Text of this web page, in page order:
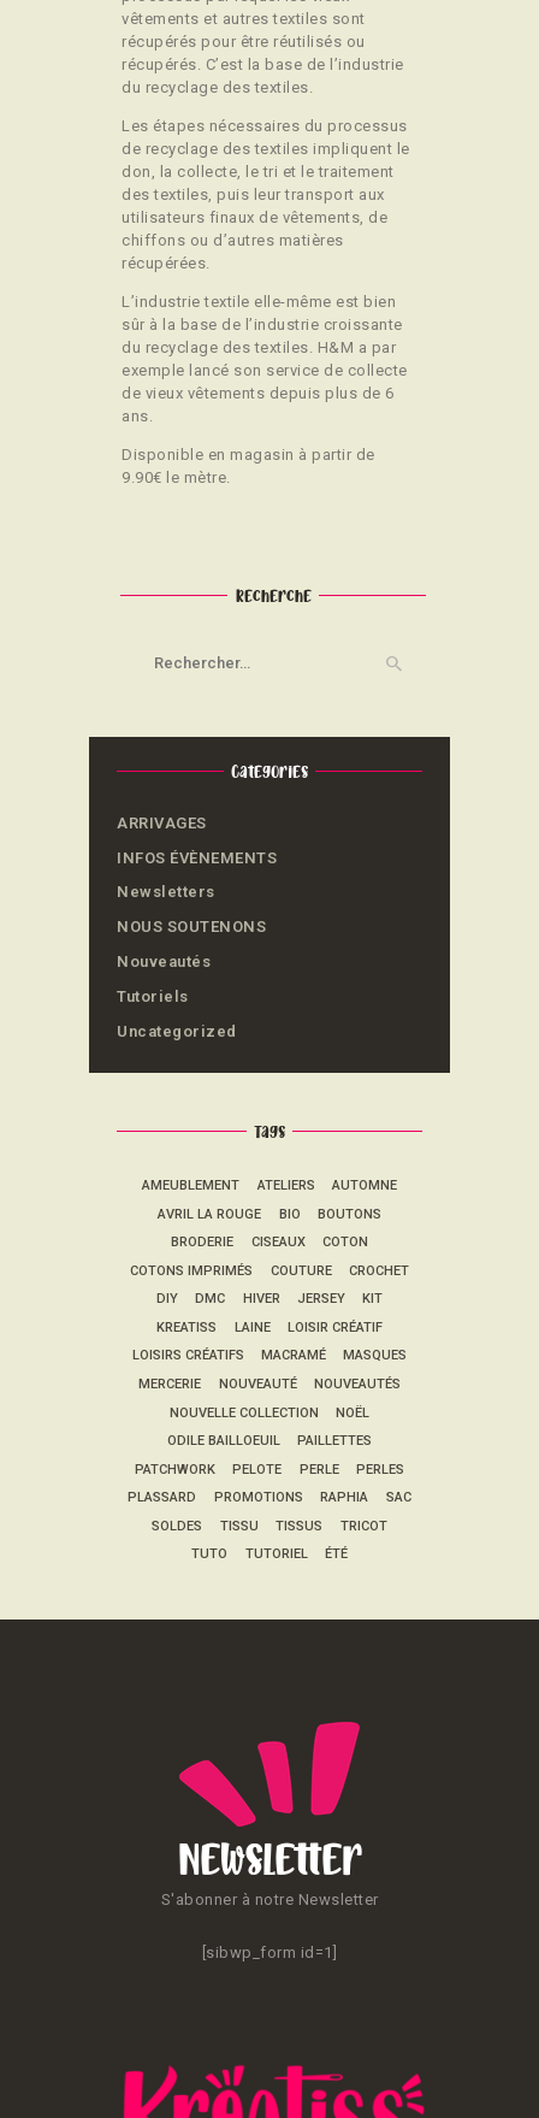
vêtements et autres textiles sont
récupérés pour être réutilisés ou
récupérés. C’est la base de l’industrie
du recyclage des textiles.
Les étapes nécessaires du processus
de recyclage des textiles impliquent le
don, la collecte, le tri et le traitement
des textiles, puis leur transport aux
utilisateurs finaux de vêtements, de
chiffons ou d’autres matières
récupérées.
L’industrie textile elle-même est bien
sûr à la base de l’industrie croissante
du recyclage des textiles. H&M a par
exemple lancé son service de collecte
de vieux vêtements depuis plus de 6
ans.
Disponible en magasin à partir de
9.90€ le mètre.
Recherche
Categories
ARRIVAGES
INFOS ÉVÈNEMENTS
Newsletters
NOUS SOUTENONS
Nouveautés
Tutoriels
Uncategorized
Tags
AMEUBLEMENT ATELIERS
AUTOMNE
AVRIL LA ROUGE
BIO
BOUTONS
BRODERIE
CISEAUX
COTON
COTONS IMPRIMÉS
COUTURE
CROCHET
DIY
DMC HIVER JERSEY
KIT
KREATISS
LAINE
LOISIR CRÉATIF
LOISIRS CRÉATIFS
MACRAMÉ
MASQUES
MERCERIE
NOUVEAUTÉ
NOUVEAUTÉS
NOUVELLE COLLECTION
NOËL
ODILE BAILLOEUIL
PAILLETTES
PATCHWORK
PELOTE PERLE
PERLES
PLASSARD
PROMOTIONS RAPHIA
SAC
SOLDES
TISSU TISSUS
TRICOT
TUTO
TUTORIEL ÉTÉ
Newsletter
S'abonner à notre Newsletter
[sibwp_form id=1]